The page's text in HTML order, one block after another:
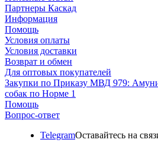
Партнеры Каскад
Информация
Помощь
Условия оплаты
Условия доставки
Возврат и обмен
Для оптовых покупателей
Закупки по Приказу МВД 979:
собак по Норме 1
Помощь
Вопрос-ответ
TelegramОставайтесь на